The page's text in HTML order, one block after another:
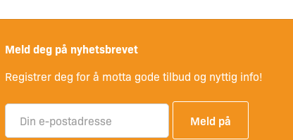
Meld deg på nyhetsbrevet
Registrer deg for å motta gode tilbud og nyttig info!